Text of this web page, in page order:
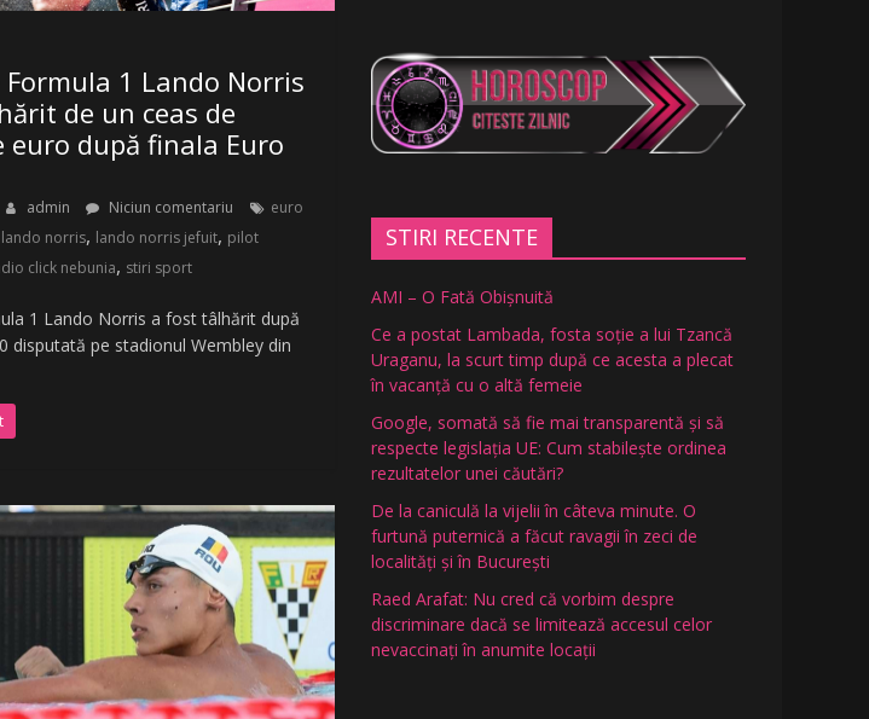
1 Lando Norris
de un ceas de
euro după finala Euro
admin Niciun comentariu
euro
lando norris, lando norris jefuit, pilot
click nebunia, stiri sport
1 Lando Norris a fost tâlhărit după
disputată pe stadionul Wembley din
STIRI RECENTE
AMI – O Fată Obişnuită
Ce a postat Lambada, fosta soție a lui Tzancă
Uraganu, la scurt timp după ce acesta a plecat
în vacanță cu o altă femeie
Google, somată să fie mai transparentă și să
respecte legislația UE: Cum stabilește ordinea
rezultatelor unei căutări?
De la caniculă la vijelii în câteva minute. O
furtună puternică a făcut ravagii în zeci de
localități și în București
Raed Arafat: Nu cred că vorbim despre
discriminare dacă se limitează accesul celor
nevaccinați în anumite locații